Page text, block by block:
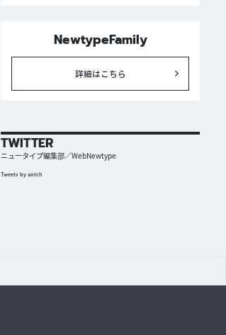
NewtypeFamily
詳細はこちら
TWITTER
ニュータイプ編集部／WebNewtype
Tweets by antch